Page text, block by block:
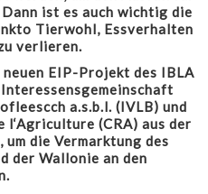
ist es auch wichtig die
Tierwohl, Essverhalten
verlieren.
EIP-Projekt des IBLA
a.s.b.l. (IVLB) und
l‘Agriculture (CRA) aus der
die Vermarktung des
der Wallonie an den